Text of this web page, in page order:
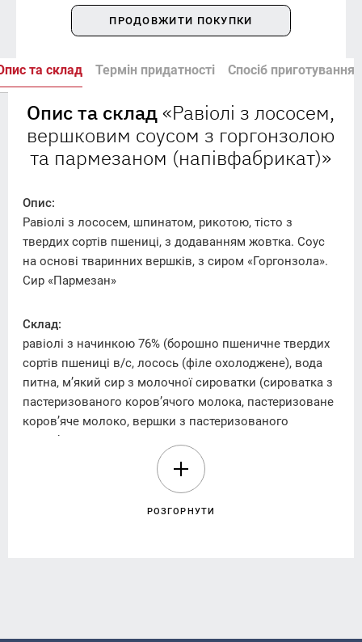
ПРОДОВЖИТИ ПОКУПКИ
та склад Термін придатності Спосіб приготування
Опис та склад«Равіолі з лососем,
вершковим соусом з горгонзолою
та пармезаном (напівфабрикат)»
Опис:
Равіолі з лососем, шпинатом, рикотою, тісто з
твердих сортів пшениці, з додаванням жовтка. Соус
на основі тваринних вершків, з сиром «Горгонзола».
Сир «Пармезан»
Склад:
равіолі з начинкою 76% (борошно пшеничне твердих
сортів пшениці в/с, лосось (філе охолоджене), вода
питна, м’який сир з молочної сироватки (сироватка з
пастеризованого коров’ячого молока, пастеризоване
коров’яче молоко, вершки з пастеризованого
кислота), жовток яєчний (суміш яєчна рідка
пастеризована), вершки 33% жиру (вершки з
оливкова Extra Virgin, сіль, лимони, часник, перець
РОЗГОРНУТИ